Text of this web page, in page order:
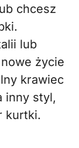
chcesz
lub
życie
krawiec
inny styl,
kurtki.